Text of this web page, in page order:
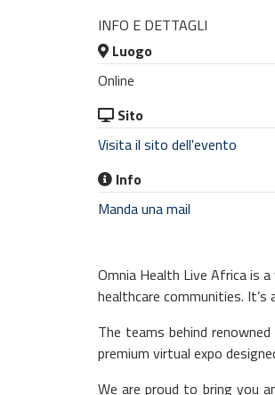
INFO E DETTAGLI
Luogo
Online
Sito
Visita il sito dell'evento
Info
Manda una mail
Omnia Health Live Africa is
healthcare communities.
The teams behind
premium virtual expo
We are proud to bring you